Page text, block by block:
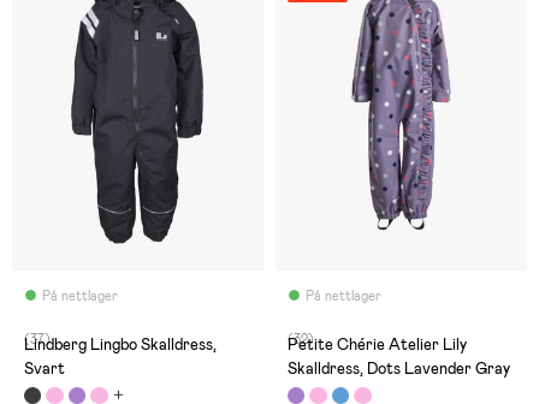
På nettlager
(37)
Lindberg Lingbo Skalldress,
Svart
På nettlager
(32)
Petite Chérie Atelier Lily
Skalldress, Dots Lavender Gray